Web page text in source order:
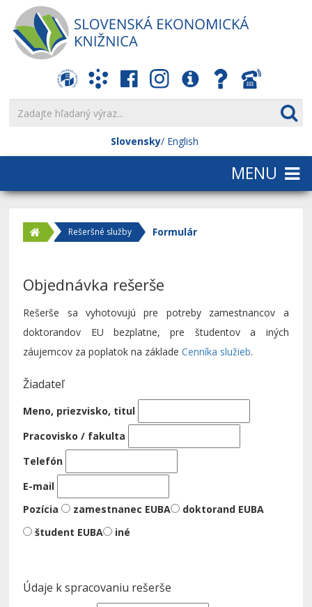
Slovensky English
Rešeršné služby Formulár
Objednávka rešerše
Rešerše sa vyhotovujú pre potreby zamestnancov a
doktorandov EU bezplatne, pre študentov a iných
záujemcov za poplatok na základeCenníka služieb.
Žiadateľ
Meno, priezvisko, titul
Pracovisko / fakulta
Telefón
E-mail
Pozícia
zamestnanec EUBA
doktorand EUBA
študent EUBA
iné
Údaje k spracovaniu rešerše